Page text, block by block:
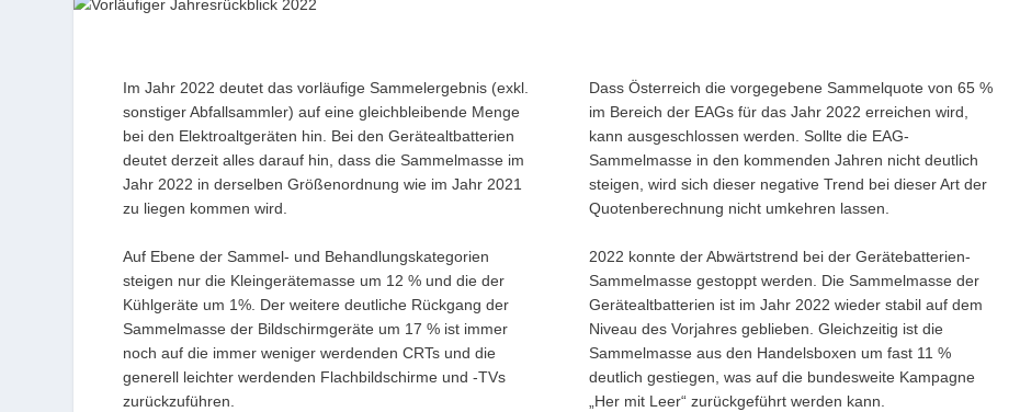
Im Jahr 2022 deutet das vorläufige Sammelergebnis (exkl.
sonstiger Abfallsammler) auf eine gleichbleibende Menge
bei den Elektroaltgeräten hin. Bei den Gerätealtbatterien
deutet derzeit alles darauf hin, dass die Sammelmasse im
Jahr 2022 in derselben Größenordnung wie im Jahr 2021
zu liegen kommen wird.
Auf Ebene der Sammel- und Behandlungskategorien
steigen nur die Kleingerätemasse um 12 % und die der
Kühlgeräte um 1%. Der weitere deutliche Rückgang der
Sammelmasse der Bildschirmgeräte um 17 % ist immer
noch auf die immer weniger werdenden CRTs und die
generell leichter werdenden Flachbildschirme und -TVs
zurückzuführen.
Dass Österreich die vorgegebene Sammelquote von 65 %
im Bereich der EAGs für das Jahr 2022 erreichen wird,
kann ausgeschlossen werden. Sollte die EAG-
Sammelmasse in den kommenden Jahren nicht deutlich
steigen, wird sich dieser negative Trend bei dieser Art der
Quotenberechnung nicht umkehren lassen.
2022 konnte der Abwärtstrend bei der Gerätebatterien-
Sammelmasse gestoppt werden. Die Sammelmasse der
Gerätealtbatterien ist im Jahr 2022 wieder stabil auf dem
Niveau des Vorjahres geblieben. Gleichzeitig ist die
Sammelmasse aus den Handelsboxen um fast 11 %
deutlich gestiegen, was auf die bundesweite Kampagne
„Her mit Leer“ zurückgeführt werden kann.